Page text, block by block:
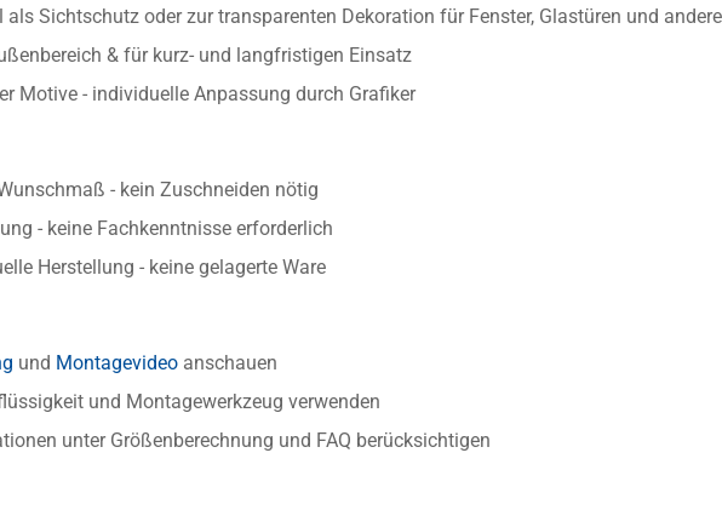
Sichtschutz oder zur transparenten Dekoration für Fenster, Glastüren und
& für kurz- und langfristigen Einsatz
Motive - individuelle Anpassung durch Grafiker
- kein Zuschneiden nötig
- keine Fachkenntnisse erforderlich
Herstellung - keine gelagerte Ware
und Montagevideo anschauen
und Montagewerkzeug verwenden
unter Größenberechnung und FAQ berücksichtigen